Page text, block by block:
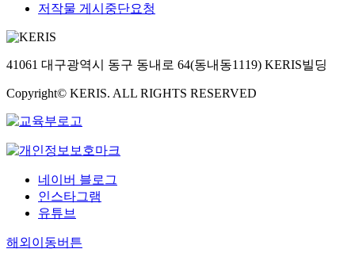
저작물 게시중단요청
41061 대구광역시 동구 동내로 64(동내동1119) KERIS빌딩
Copyright© KERIS. ALL RIGHTS RESERVED
네이버 블로그
인스타그램
유튜브
해외이동버튼